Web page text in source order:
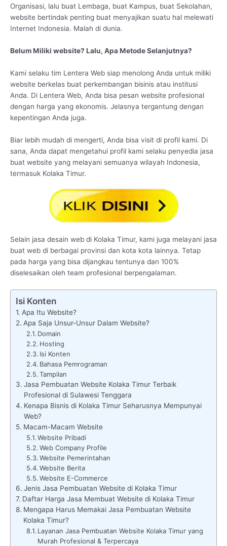
Organisasi, lalu buat Lembaga, buat Kampus, buat Sekolahan,
website bertindak penting buat menyajikan suatu hal melewati
Internet Indonesia. Malah di dunia.
Belum Miliki website? Lalu, Apa Metode Selanjutnya?
Kami selaku tim Lentera Web siap menolong Anda untuk miliki
website berkelas buat perkembangan bisinis atau institusi
Anda. Di Lentera Web, Anda bisa pesan website profesional
dengan harga yang ekonomis. Jelasnya tergantung dengan
kepentingan Anda juga.
Biar lebih mudah di mengerti, Anda bisa visit di profil kami. Di
sana, Anda dapat mengetahui profil kami selaku penyedia jasa
buat website yang melayani semuanya wilayah Indonesia,
termasuk Kolaka Timur.
Selain jasa desain web di Kolaka Timur, kami juga melayani jasa
buat web di berbagai provinsi dan kota kota lainnya. Tetap
pada harga yang bisa dijangkau tentunya dan 100%
diselesaikan oleh team profesional berpengalaman.
Isi Konten
Apa Itu Website?
Apa Saja Unsur-Unsur Dalam Website?
Domain
Hosting
Isi Konten
Bahasa Pemrograman
Tampilan
Jasa Pembuatan Website Kolaka Timur Terbaik
Profesional di Sulawesi Tenggara
Kenapa Bisnis di Kolaka Timur Seharusnya Mempunyai
Web?
Macam-Macam Website
Website Pribadi
Web Company Profile
Website Pemerintahan
Website Berita
Website E-Commerce
Jenis Jasa Pembuatan Website di Kolaka Timur
Daftar Harga Jasa Membuat Website di Kolaka Timur
Mengapa Harus Memakai Jasa Pembuatan Website
Kolaka Timur?
Layanan Jasa Pembuatan Website Kolaka Timur yang
Murah Profesional & Terpercaya